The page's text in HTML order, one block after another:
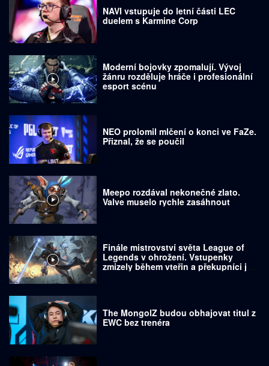
NAVI vstupuje do letní části LEC
duelem s Karmine Corp
Moderní bojovky zpomalují. Vývoj
žánru rozděluje hráče i profesionální
esport scénu
NEO prolomil mlčení o konci ve FaZe.
Přiznal, že se poučil
Meepo rozdával nekonečné zlato.
Valve muselo rychle zasáhnout
Finále mistrovství světa League of
Legends v ohrožení. Vstupenky
zmizely během vteřin a překupníci je
The MongolZ budou obhajovat titul z
EWC bez trenéra